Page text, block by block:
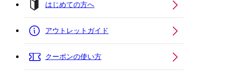
はじめての方へ
アウトレットガイド
クーポンの使い方